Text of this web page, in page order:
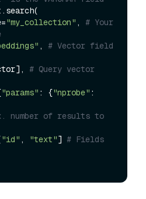
"my_collection" , # Your
, # Vector field
# Query vector
"params" : {"nprobe"
number of results to
"id" , "text"] # Fields